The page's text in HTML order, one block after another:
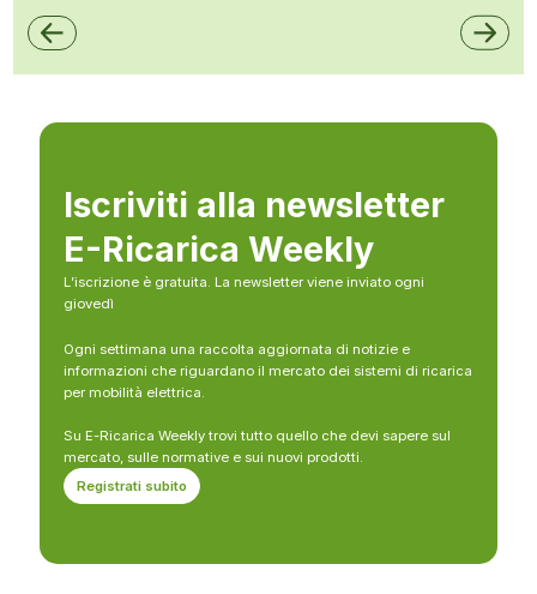
Iscriviti alla newsletter
E-Ricarica Weekly
L’iscrizione è gratuita. La newsletter viene inviato ogni
giovedì
Ogni settimana una raccolta aggiornata di notizie e
informazioni che riguardano il mercato dei sistemi di ricarica
per mobilità elettrica.
Su E-Ricarica Weekly trovi tutto quello che devi sapere sul
mercato, sulle normative e sui nuovi prodotti.
Registrati subito